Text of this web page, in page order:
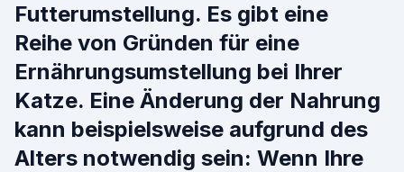
Futterumstellung. Es gibt eine
Reihe von Gründen für eine
Ernährungsumstellung bei Ihrer
Katze. Eine Änderung der Nahrung
kann beispielsweise aufgrund des
Alters notwendig sein: Wenn Ihre